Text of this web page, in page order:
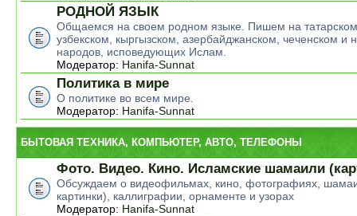
РОДНОЙ ЯЗЫК
Общаемся на своем родном языке. Пишем на
узбекском, кыргызском, азербайджанском, чеченском и
народов, исповедующих Ислам.
Модератор: Hanifa-Sunnat
Политика в мире
О политике во всем мире.
Модератор: Hanifa-Sunnat
БЫТОВАЯ ТЕХНИКА, КОМПЬЮТЕР, АВТО, ТЕЛЕФОНЫ
Фото. Видео. Кино. Исламские шамаили
Обсуждаем о видеофильмах, кино, фотографиях,
картинки), каллиграфии, орнаменте и узорах
Модератор: Hanifa-Sunnat